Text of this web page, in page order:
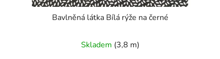
Bavlněná látka Bílá rýže na černé
Skladem (3,8 m)